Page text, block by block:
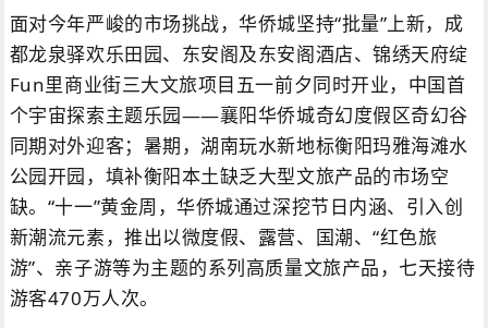
面对今年严峻的市场挑战，华侨城坚持“批量”上新，成
都龙泉驿欢乐田园、东安阁及东安阁酒店、锦绣天府绽
Fun里商业街三大文旅项目五一前夕同时开业，中国首
个宇宙探索主题乐园——襄阳华侨城奇幻度假区奇幻谷
同期对外迎客；暑期，湖南玩水新地标衡阳玛雅海滩水
公园开园，填补衡阳本土缺乏大型文旅产品的市场空
缺。“十一”黄金周，华侨城通过深挖节日内涵、引入创
新潮流元素，推出以微度假、露营、国潮、“红色旅
游”、亲子游等为主题的系列高质量文旅产品，七天接待
游客470万人次。